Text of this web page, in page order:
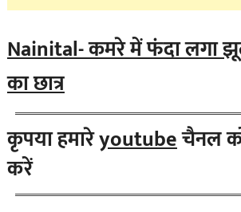
Nainital- कमरे में फंदा लगा
का छात्र
कृपया हमारेyoutubeचैनल
करें